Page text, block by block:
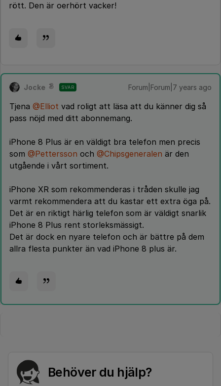
rött. Den är oerhört vacker!
Jocke SVAR Forum|Forum|7 years ago
Tjena @Elliot vad roligt att läsa att du känner dig så
pass nöjd med ditt abonnemang.
iPhone 8 Plus är en väldigt bra telefon men precis
som @Pettersson och @Chipsgeneralen är den
utgående i vårt sortiment.
iPhone XR som rekommenderas i tråden skulle jag
varmt rekommendera att du kastar ett extra öga på.
Det är en riktigt härlig telefon som är väldigt snarlik
iPhone 8 Plus rent storleksmässigt.
Det är dock en nyare telefon och är bättre på dem
allra flesta punkter än vad iPhone 8 plus är.
Behöver du hjälp?